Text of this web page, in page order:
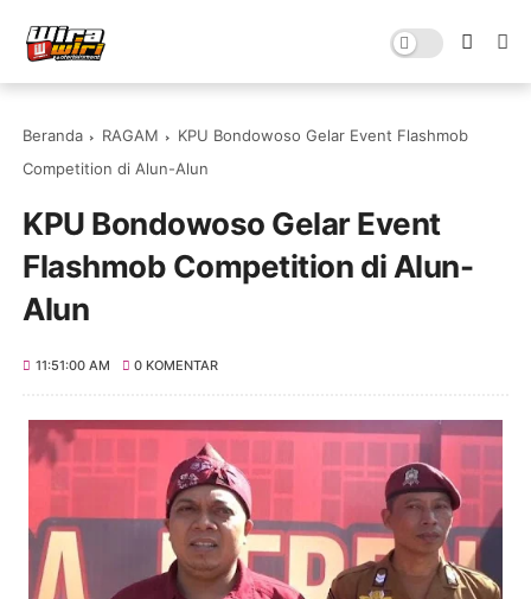
Beranda RAGAM
KPU Bondowoso Gelar Event Flashmob
Competition di Alun-Alun
KPU Bondowoso Gelar Event
Flashmob Competition di Alun-
Alun
11:51:00 AM 0 KOMENTAR